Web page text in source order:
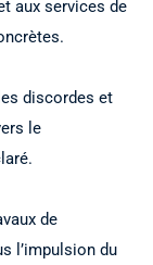
aux services de
discordes et
le
de
l’impulsion du